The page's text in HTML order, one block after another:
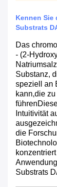
Kennen Sie
Substrats
Das
- (2-
Substanz,
speziell an
kann,die
Intuitivität
die
Substrats